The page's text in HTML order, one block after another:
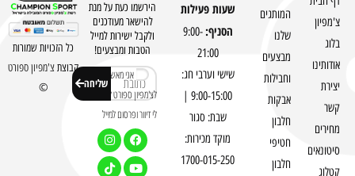
צ'מפיון
בלוג
אודותינו
יצירת
קשר
מחירים
סיטונאים
קטלוג
המותגים
שלנו
מבצעים
וחבילות
אבקות
חלבון
חטיפי
חלבון
שעות פעילות
הסניף:9:00-
21:00
שישי וערבי חג:
9:00-15:00 |
שבת: סגור
מוקד מכירות:
1700-015-250
הירשמו כעת על מנת
להישאר מעודכנים
ולקבל ישירות למייל
הטבות ומבצעים!
אני מאשר
לצ'מפיון ספורט לשלוח
לי דיוור ופרסום למייל
שליחה
כל הזכויות שמורות
קבוצתצ'מפיון ספורט
©